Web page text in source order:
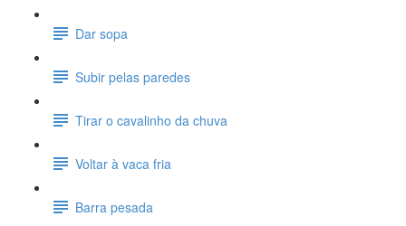
Dar sopa
Subir pelas paredes
Tirar o cavalinho da chuva
Voltar à vaca fria
Barra pesada